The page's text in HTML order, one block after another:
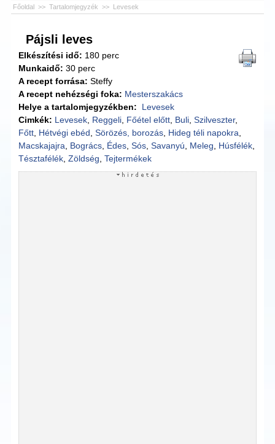
Főoldal >> Tartalomjegyzék >> Levesek
Pájsli leves
Elkészítési idő: 180 perc
Munkaidő: 30 perc
A recept forrása: Steffy
A recept nehézségi foka: Mesterszakács
Helye a tartalomjegyzékben:
Levesek
Cimkék: Levesek Reggeli Főétel előtt Buli ,Szilveszter,
Főtt Hétvégi ebéd ,Sörözés, borozás Hideg téli napokra
Macskajajra
Bogrács Édes ,Sós ,Savanyú Meleg Húsfélék
Tésztafélék ,Zöldség ,Tejtermékek